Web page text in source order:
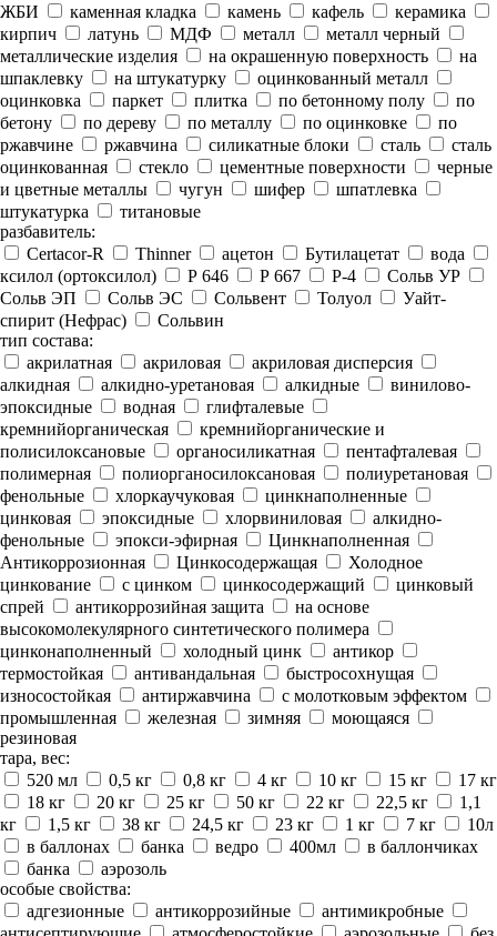
ЖБИ
каменная кладка камень кафель
керамика
кирпич
латунь МДФ металл
металл черный
металлические изделия
на окрашенную поверхность
на
шпаклевку
на штукатурку
оцинкованный металл
оцинковка
паркет плитка по бетонному полу
по
бетону
по дереву по металлу по оцинковке
по
ржавчине
ржавчина силикатные блоки сталь
сталь
оцинкованная
стекло цементные поверхности
черные
и цветные металлы
чугун шифер
шпатлевка
штукатурка
титановые
разбавитель:
Certacor-R
Thinner ацетон Бутилацетат
вода
ксилол (ортоксилол)
Р 646 Р 667 Р-4
Сольв УР
Сольв ЭП
Сольв ЭС Сольвент Толуол
Уайт-
спирит (Нефрас)
Сольвин
тип состава:
акрилатная
акриловая
акриловая дисперсия
алкидная
алкидно-уретановая алкидные
винилово-
эпоксидные
водная
глифталевые
кремнийорганическая
кремнийорганические и
полисилоксановые
органосиликатная
пентафталевая
полимерная
полиорганосилоксановая
полиуретановая
фенольные
хлоркаучуковая
цинкнаполненные
цинковая
эпоксидные хлорвиниловая
алкидно-
фенольные
эпокси-эфирная
Цинкнаполненная
Антикоррозионная
Цинкосодержащая
Холодное
цинкование
с цинком цинкосодержащий
цинковый
спрей
антикоррозийная защита
на основе
высокомолекулярного синтетического полимера
цинконаполненный
холодный цинк
антикор
термостойкая
антивандальная
быстросохнущая
износостойкая
антиржавчина
с молотковым эффектом
промышленная
железная зимняя
моющаяся
резиновая
тара, вес:
520 мл
0,5 кг 0,8 кг 4 кг 10 кг 15 кг
17 кг
18 кг
20 кг 25 кг 50 кг 22 кг 22,5 кг
1,1
кг
1,5 кг 38 кг 24,5 кг 23 кг 1 кг 7 кг
10л
в баллонах
банка ведро 400мл
в баллончиках
банка
аэрозоль
особые свойства:
адгезионные
антикоррозийные
антимикробные